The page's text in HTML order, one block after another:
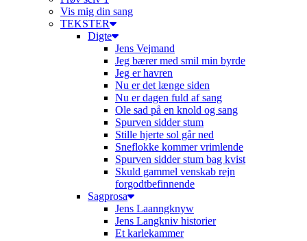
Vis mig din sang
TEKSTER
Digte
Jens Vejmand
Jeg bærer med smil min byrde
Jeg er havren
Nu er det længe siden
Nu er dagen fuld af sang
Ole sad på en knold og sang
Spurven sidder stum
Stille hjerte sol går ned
Sneflokke kommer vrimlende
Spurven sidder stum bag kvist
Skuld gammel venskab rejn
forgodtbefinnende
Sagprosa
Jens Laanngknyw
Jens Langkniv historier
Et karlekammer